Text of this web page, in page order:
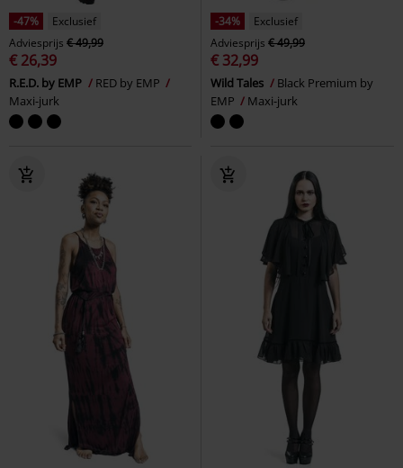
-47%
Exclusief
Adviesprijs € 49,99
€ 26,39
R.E.D. by EMP
RED by EMP
Maxi-jurk
-34%
Exclusief
Adviesprijs € 49,99
€ 32,99
Wild Tales
Black Premium by
EMP
Maxi-jurk